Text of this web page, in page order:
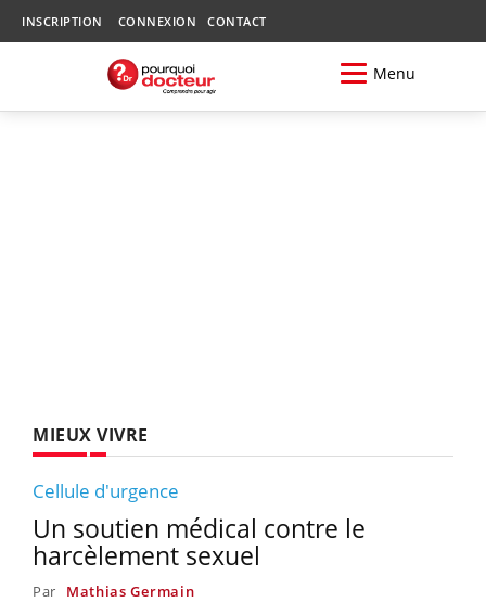
INSCRIPTION CONNEXION CONTACT
Menu
MIEUX VIVRE
Cellule d'urgence
Un soutien médical contre le
harcèlement sexuel
Par Mathias Germain